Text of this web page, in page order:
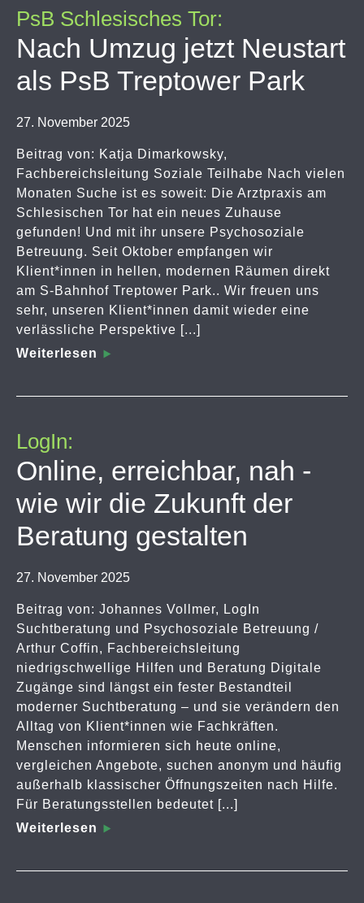
PsB Schlesisches Tor:
Nach Umzug jetzt Neustart
als PsB Treptower Park
27. November 2025
Beitrag von: Katja Dimarkowsky,
Fachbereichsleitung Soziale Teilhabe Nach vielen
Monaten Suche ist es soweit: Die Arztpraxis am
Schlesischen Tor hat ein neues Zuhause
gefunden! Und mit ihr unsere Psychosoziale
Betreuung. Seit Oktober empfangen wir
Klient*innen in hellen, modernen Räumen direkt
am S-Bahnhof Treptower Park.. Wir freuen uns
sehr, unseren Klient*innen damit wieder eine
verlässliche Perspektive [...]
Weiterlesen
LogIn:
Online, erreichbar, nah -
wie wir die Zukunft der
Beratung gestalten
27. November 2025
Beitrag von: Johannes Vollmer, LogIn
Suchtberatung und Psychosoziale Betreuung /
Arthur Coffin, Fachbereichsleitung
niedrigschwellige Hilfen und Beratung Digitale
Zugänge sind längst ein fester Bestandteil
moderner Suchtberatung – und sie verändern den
Alltag von Klient*innen wie Fachkräften.
Menschen informieren sich heute online,
vergleichen Angebote, suchen anonym und häufig
außerhalb klassischer Öffnungszeiten nach Hilfe.
Für Beratungsstellen bedeutet [...]
Weiterlesen